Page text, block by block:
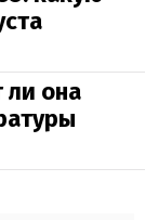
ли она